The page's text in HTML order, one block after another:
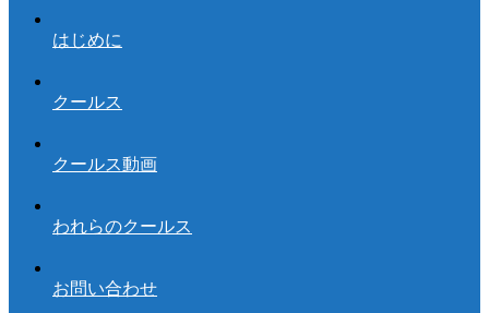
はじめに
クールス
クールス動画
われらのクールス
お問い合わせ